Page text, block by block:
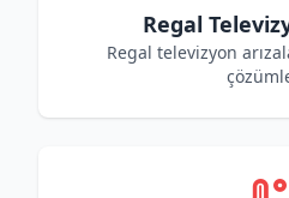
Regal
Regal televizyon